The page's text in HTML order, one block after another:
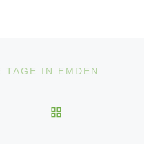
TAGE IN EMDEN